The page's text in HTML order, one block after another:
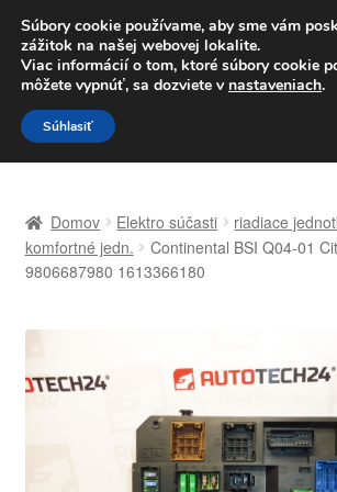
DOPRAVA od 6 EUR
Po–Pi 09:00–16:00 233 221 276
Preskočiť
na
navigáciu
Preskočiť
na
obsah
Celosvetová preprava
Domov Elektro súčasti riadiace
komfortné jedn.
Continental BSI Q04-01
9806687980 1613366180
Súbory cookie používame, aby sme vám
zážitok na našej webovej lokalite.
Viac informácií o tom, ktoré súbory cookie
môžete vypnúť, sa dozviete v nastaveniach.
Súhlasiť